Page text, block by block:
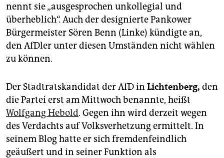
nennt sie „ausgesprochen unkollegial und
überheblich“. Auch der designierte Pankower
Bürgermeister Sören Benn (Linke) kündigte an,
den AfDler unter diesen Umständen nicht wählen
zu können.
Der Stadtratskandidat der AfD in Lichtenberg, den
die Partei erst am Mittwoch benannte, heißt
Wolfgang Hebold. Gegen ihn wird derzeit wegen
des Verdachts auf Volksverhetzung ermittelt. In
seinem Blog hatte er sich fremdenfeindlich
geäußert und in seiner Funktion als